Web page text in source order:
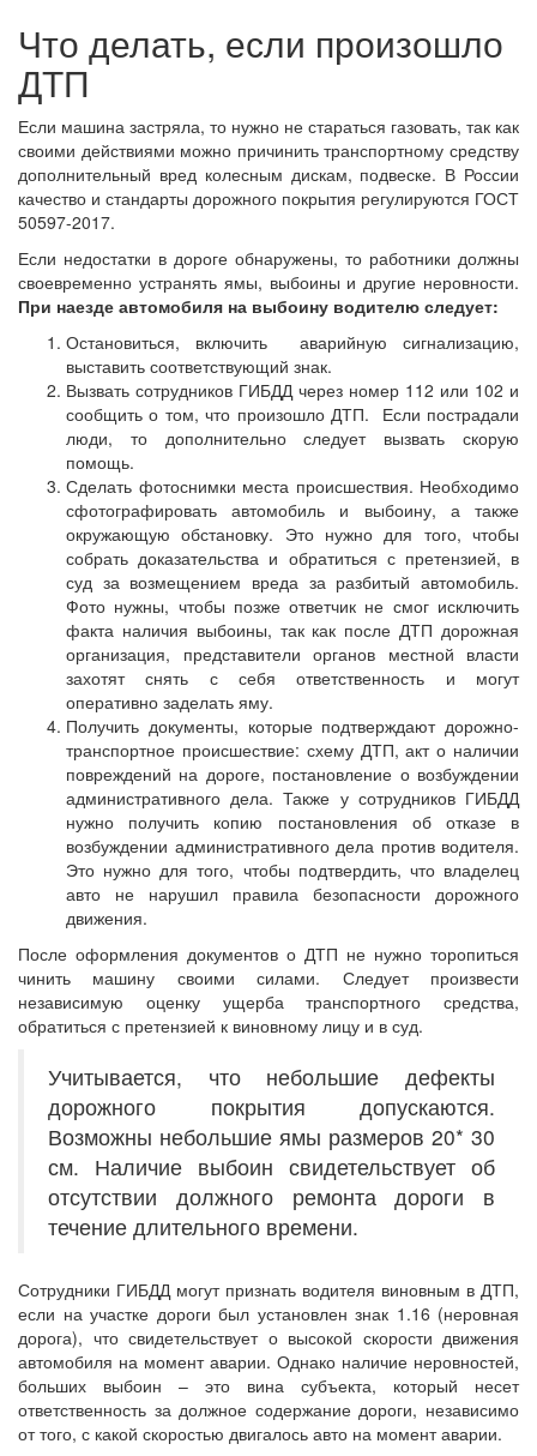
Что делать, если произошло
ДТП
Если машина застряла, то нужно не стараться газовать, так как
своими действиями можно причинить транспортному средству
дополнительный вред колесным дискам, подвеске. В России
качество и стандарты дорожного покрытия регулируются ГОСТ
50597-2017.
Если недостатки в дороге обнаружены, то работники должны
своевременно устранять ямы, выбоины и другие неровности.
При наезде автомобиля на выбоину водителю следует:
Остановиться, включить аварийную сигнализацию,
выставить соответствующий знак.
Вызвать сотрудников ГИБДД через номер 112 или 102 и
сообщить о том, что произошло ДТП. Если пострадали
люди, то дополнительно следует вызвать скорую
помощь.
Сделать фотоснимки места происшествия. Необходимо
сфотографировать автомобиль и выбоину, а также
окружающую обстановку. Это нужно для того, чтобы
собрать доказательства и обратиться с претензией, в
суд за возмещением вреда за разбитый автомобиль.
Фото нужны, чтобы позже ответчик не смог исключить
факта наличия выбоины, так как после ДТП дорожная
организация, представители органов местной власти
захотят снять с себя ответственность и могут
оперативно заделать яму.
Получить документы, которые подтверждают дорожно-
транспортное происшествие: схему ДТП, акт о наличии
повреждений на дороге, постановление о возбуждении
административного дела. Также у сотрудников ГИБДД
нужно получить копию постановления об отказе в
возбуждении административного дела против водителя.
Это нужно для того, чтобы подтвердить, что владелец
авто не нарушил правила безопасности дорожного
движения.
После оформления документов о ДТП не нужно торопиться
чинить машину своими силами. Следует произвести
независимую оценку ущерба транспортного средства,
обратиться с претензией к виновному лицу и в суд.
Учитывается, что небольшие дефекты
дорожного покрытия допускаются.
Возможны небольшие ямы размеров 20* 30
см. Наличие выбоин свидетельствует об
отсутствии должного ремонта дороги в
течение длительного времени.
Сотрудники ГИБДД могут признать водителя виновным в ДТП,
если на участке дороги был установлен знак 1.16 (неровная
дорога), что свидетельствует о высокой скорости движения
автомобиля на момент аварии. Однако наличие неровностей,
больших выбоин – это вина субъекта, который несет
ответственность за должное содержание дороги, независимо
от того, с какой скоростью двигалось авто на момент аварии.